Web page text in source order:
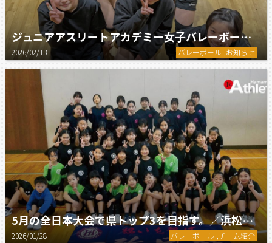
ジュニアアスリートアカデミー女子バレーボール教室、新中学1年生のみ追加募集。
2026/02/13 バレーボール ,お知らせ
5月の全日本大会で県トップ3を目指す。／浜松城北スポーツ少年団バレーボール部
2026/01/28 バレーボール ,チーム紹介